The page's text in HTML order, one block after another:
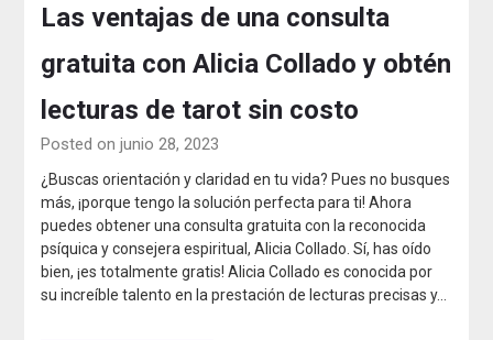
Las ventajas de una consulta
gratuita con Alicia Collado y obtén
lecturas de tarot sin costo
Posted on junio 28, 2023
¿Buscas orientación y claridad en tu vida? Pues no busques
más, ¡porque tengo la solución perfecta para ti! Ahora
puedes obtener una consulta gratuita con la reconocida
psíquica y consejera espiritual, Alicia Collado. Sí, has oído
bien, ¡es totalmente gratis! Alicia Collado es conocida por
su increíble talento en la prestación de lecturas precisas y…